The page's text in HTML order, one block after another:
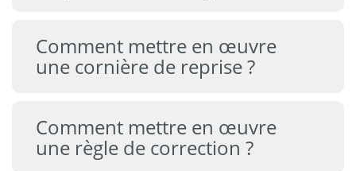
Comment mettre en œuvre
une cornière de reprise ?
Comment mettre en œuvre
une règle de correction ?